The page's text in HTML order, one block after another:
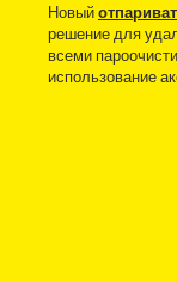
Новый
решение для
всеми
использование